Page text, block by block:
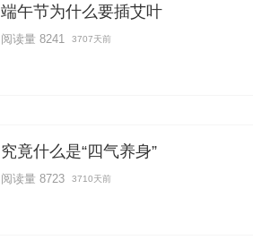
端午节为什么要插艾叶
阅读量 8241 3707天前
究竟什么是“四气养身”
阅读量 8723 3710天前